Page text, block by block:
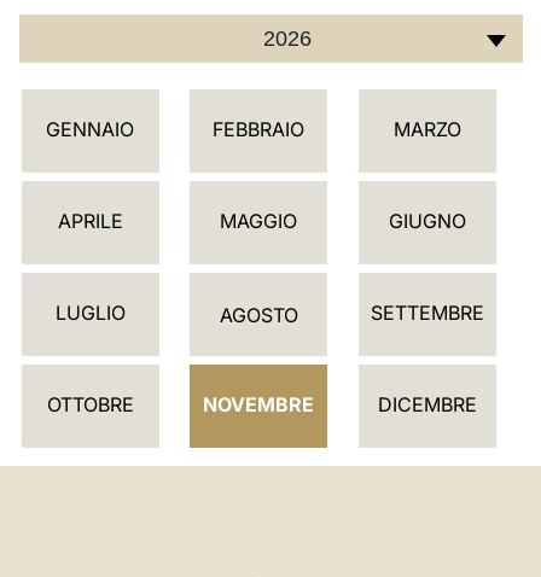
2026
C
L
D
R
GENNAIO FEBBRAIO MARZO
APRILE MAGGIO GIUGNO
LUGLIO AGOSTO SETTEMBRE
OTTOBRE NOVEMBRE DICEMBRE